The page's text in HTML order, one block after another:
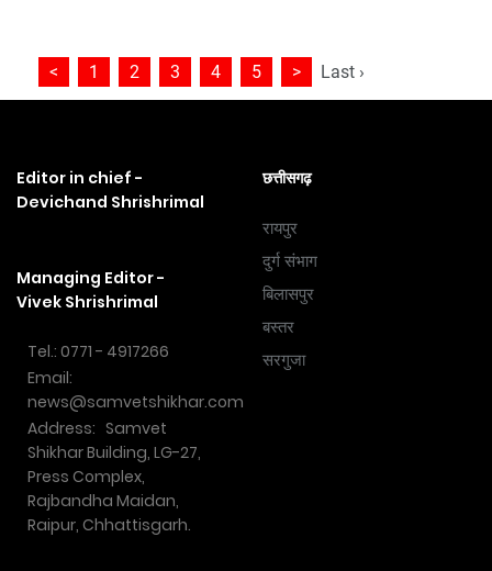
< 1 2 3 4 5 > Last ›
Editor in chief -
Devichand Shrishrimal
Managing Editor -
Vivek Shrishrimal
Tel.: 0771 - 4917266
Email:
news@samvetshikhar.com
Address: Samvet
Shikhar Building, LG-27,
Press Complex,
Rajbandha Maidan,
Raipur, Chhattisgarh.
छत्तीसगढ़
रायपुर
दुर्ग संभाग
बिलासपुर
बस्तर
सरगुजा